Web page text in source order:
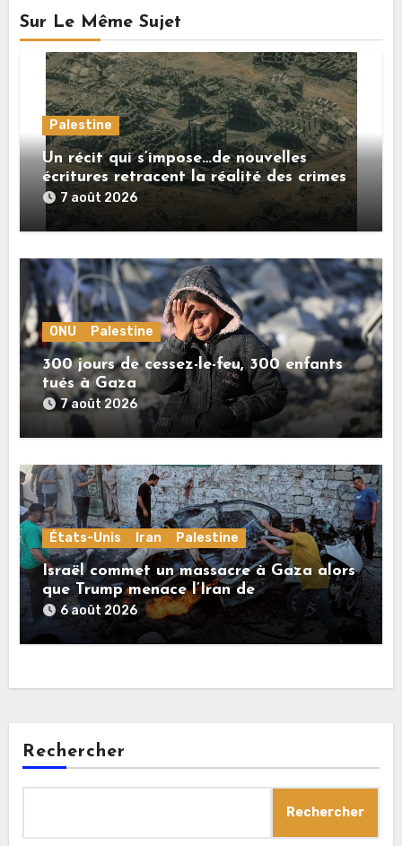
Sur Le Même Sujet
Palestine
Un récit qui s’impose…de nouvelles
écritures retracent la réalité des crimes
sionistes à Gaza
7 août 2026
ONU Palestine
300 jours de cessez-le-feu, 300 enfants
tués à Gaza
7 août 2026
États-Unis Iran Palestine
Israël commet un massacre à Gaza alors
que Trump menace l’Iran de
«décapitation»
6 août 2026
Rechercher
Rechercher